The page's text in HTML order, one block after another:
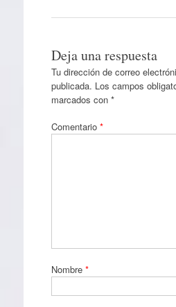
Deja una respuesta
Tu dirección de correo
publicada. Los campos
marcados con *
Comentario *
Nombre *